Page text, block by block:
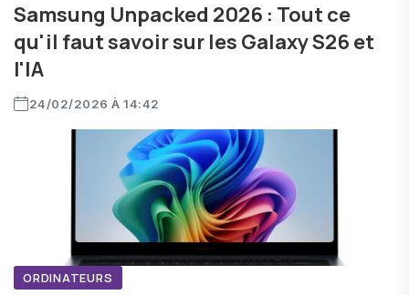
Samsung Unpacked 2026 : Tout ce
qu'il faut savoir sur les Galaxy S26 et
l'IA
24/02/2026 À 14:42
ORDINATEURS